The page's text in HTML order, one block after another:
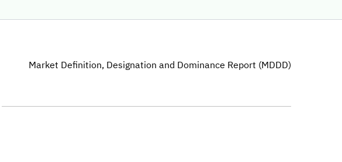
Market Definition, Designation and Dominance Report (MDDD)